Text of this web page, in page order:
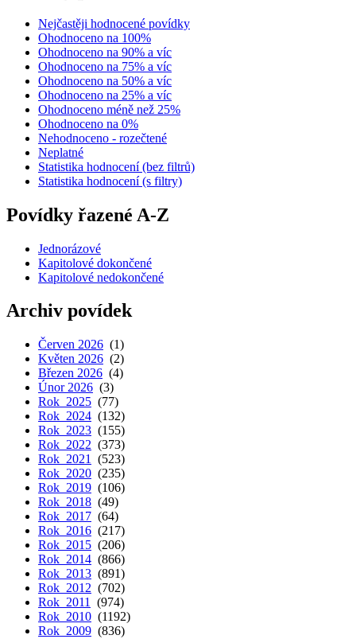
Nejčastěji hodnocené povídky
Ohodnoceno na 100%
Ohodnoceno na 90% a víc
Ohodnoceno na 75% a víc
Ohodnoceno na 50% a víc
Ohodnoceno na 25% a víc
Ohodnoceno méně než 25%
Ohodnoceno na 0%
Nehodnoceno - rozečtené
Neplatné
Statistika hodnocení (bez filtrů)
Statistika hodnocení (s filtry)
Povídky řazené A-Z
Jednorázové
Kapitolové dokončené
Kapitolové nedokončené
Archiv povídek
Červen 2026 (1)
Květen 2026 (2)
Březen 2026 (4)
Únor 2026 (3)
Rok 2025 (77)
Rok 2024 (132)
Rok 2023 (155)
Rok 2022 (373)
Rok 2021
(523)
Rok 2020 (235)
Rok 2019 (106)
Rok 2018 (49)
Rok 2017 (64)
Rok 2016 (217)
Rok 2015 (206)
Rok 2014 (866)
Rok 2013 (891)
Rok 2012 (702)
Rok 2011
(974)
Rok 2010 (1192)
Rok 2009 (836)